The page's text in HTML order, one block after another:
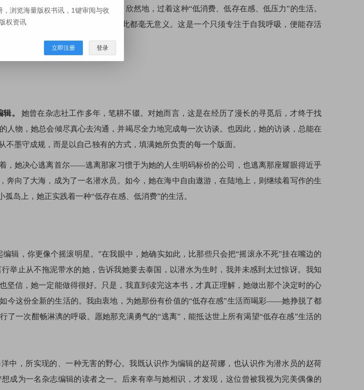
。**她正以一种近乎宿命的坦然，欣然地，过着这种“低消费、低存在感、低压力”的生活。
。他人的偏见、社会的标准，在此都毫无意义。这是一个只须专注于自我呼吸，便能存活
她，也依旧，吐纳着幸福。
。
她曾在杂志社工作多年，笔耕不辍。对她而言，这是在经历了漫长的寻觅后，才终于找
人物，她总会倾尽真心去沟通，并竭尽全力地完成每一次访谈。也因此，她的访谈，总能在
墨守成规，而是以自己独有的方式，填满她所负责的每一个版面。
，她决心逃离首尔——逃离那家习惯于为她的人生明码标价的公司，也逃离那座耀眼得近乎
奔向了大海，成为了一名潜水员。如今，她在海中自由遨游，在陆地上，则继续着写作的生
岛上，她正实践着一种“低存在感、低消费”的生活。
辑，你更像个摇滚明星。”在我眼中，她确实如此，比那些只会把“摇滚永不死”挂在嘴边的
举止从不拖泥带水的她，告诉我她要去泰国，以潜水为生时，我并未感到太过惊讶。我知
坚信，她一定能做得很好。只是，我直到读完这本书，才真正理解，她做出那个决定时的心
今这份全新的生活的。我由衷地，为她那份有价值的“低存在感”生活而喝彩——她挣脱了都
了一次酣畅淋漓的呼吸。愿她那充满勇气的“逃离”，能抵达世上所有渴望“低存在感”生活的
中，所实现的、一种无害的野心。我既认识作为编辑的赵荷娜，也认识作为潜水员的赵荷
成为一名杂志编辑的读者之一。后来有幸与她相识，才发现，这位曾被我视为完美偶像的
，浏览海量版权书讯，1键审阅与收
权资讯
立即注册 登录